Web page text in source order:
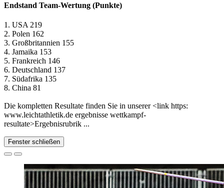
Endstand Team-Wertung (Punkte)
1. USA 219
2. Polen 162
3. Großbritannien 155
4. Jamaika 153
5. Frankreich 146
6. Deutschland 137
7. Südafrika 135
8. China 81
Die kompletten Resultate finden Sie in unserer <link https:
www.leichtathletik.de ergebnisse wettkampf-
resultate>Ergebnisrubrik ...
Fenster schließen